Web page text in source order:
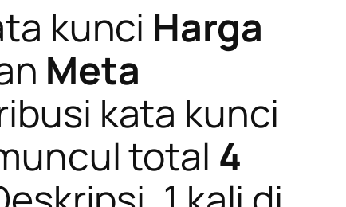
kunci Harga
Meta
kata kunci
total 4